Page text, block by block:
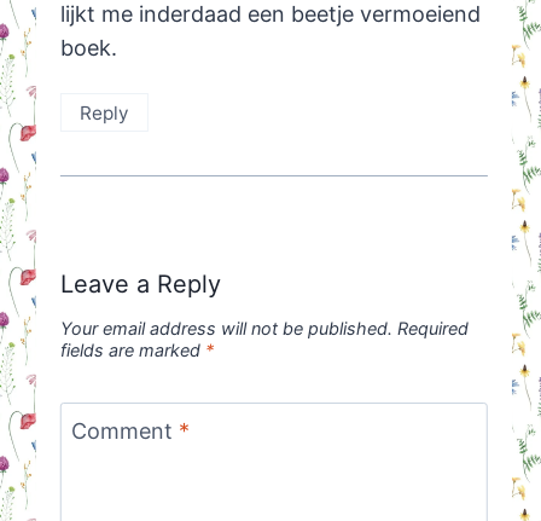
lijkt me inderdaad een beetje vermoeiend
boek.
Reply
Leave a Reply
Your email address will not be published. Required
fields are marked *
Comment *